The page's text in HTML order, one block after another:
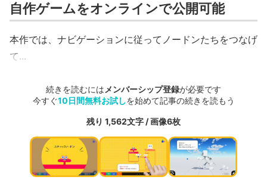
自作ゲームをオンラインで公開可能
本作では、ナビゲーションに従ってノードンたちをつなげ
て...
続きを読むには メンバーシップ登録が必要です
今すぐ10日間無料お試しを始めて記事の続きを読もう
残り 1,562文字 / 画像6枚